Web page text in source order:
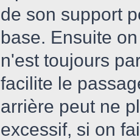
de son support
base. Ensuite
n'est toujours
facilite le
arrière peut ne
excessif, si on